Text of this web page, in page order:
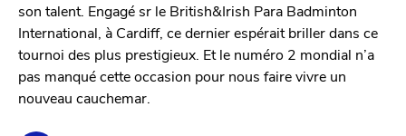
son talent. Engagé sr le British&Irish Para Badminton
International, à Cardiff, ce dernier espérait briller dans ce
tournoi des plus prestigieux. Et le numéro 2 mondial n’a
pas manqué cette occasion pour nous faire vivre un
nouveau cauchemar.